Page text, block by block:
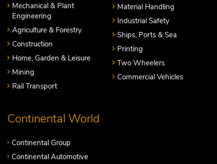
Mechanical & Plant
Engineering
Agriculture & Forestry
Construction
Home, Garden & Leisure
Mining
Rail Transport
Material Handling
Industrial Safety
Ships, Ports & Sea
Printing
Two Wheelers
Commercial Vehicles
Continental World
Continental Group
Continental Automotive